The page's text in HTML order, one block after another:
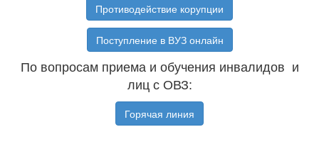
Противодействие корупции
Поступление в ВУЗ онлайн
По вопросам приема и обучения инвалидов и
лиц с ОВЗ:
Горячая линия